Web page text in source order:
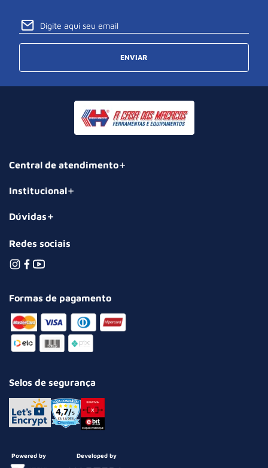
ENVIAR
Central de atendimento
Institucional
Dúvidas
Redes sociais
Formas de pagamento
Selos de segurança
Powered by Developed by